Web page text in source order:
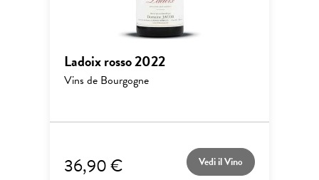
Ladoix rosso 2022
Vins de Bourgogne
36,90 € Vedi il Vino